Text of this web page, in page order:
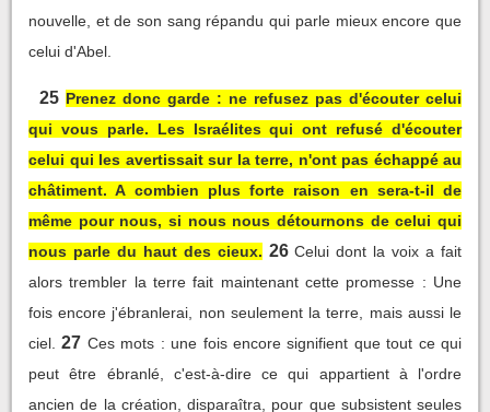
nouvelle, et de son sang répandu qui parle mieux encore que
celui d'Abel.
25 Prenez donc garde : ne refusez pas d'écouter celui
qui vous parle. Les Israélites qui ont refusé d'écouter
celui qui les avertissait sur la terre, n'ont pas échappé au
châtiment. A combien plus forte raison en sera-t-il de
même pour nous, si nous nous détournons de celui qui
nous parle du haut des cieux. 26 Celui dont la voix a fait
alors trembler la terre fait maintenant cette promesse : Une
fois encore j'ébranlerai, non seulement la terre, mais aussi le
ciel. 27 Ces mots : une fois encore signifient que tout ce qui
peut être ébranlé, c'est-à-dire ce qui appartient à l'ordre
ancien de la création, disparaîtra, pour que subsistent seules